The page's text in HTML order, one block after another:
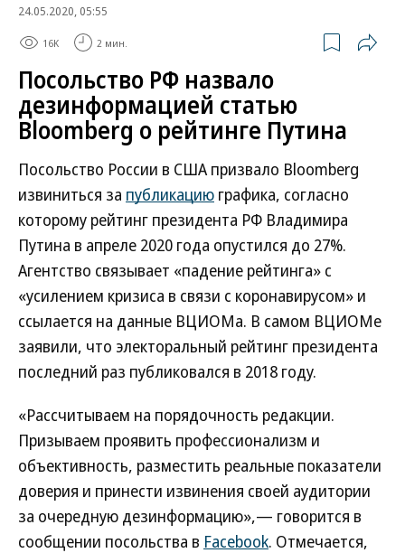
24.05.2020, 05:55
16K 2 мин.
Посольство РФ назвало
дезинформацией статью
Bloomberg о рейтинге Путина
Посольство России в США призвало Bloomberg
извиниться за публикацию графика, согласно
которому рейтинг президента РФ Владимира
Путина в апреле 2020 года опустился до 27%.
Агентство связывает «падение рейтинга» с
«усилением кризиса в связи с коронавирусом» и
ссылается на данные ВЦИОМа. В самом ВЦИОМе
заявили, что электоральный рейтинг президента
последний раз публиковался в 2018 году.
«Рассчитываем на порядочность редакции.
Призываем проявить профессионализм и
объективность, разместить реальные показатели
доверия и принести извинения своей аудитории
за очередную дезинформацию»,— говорится в
сообщении посольства в Facebook. Отмечается,